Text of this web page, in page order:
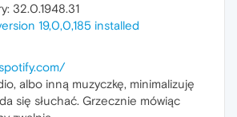
32.0.1948.31
19,0,0,185 installed
albo inną muzyczkę, minimalizuję
się słuchać. Grzecznie mówiąc